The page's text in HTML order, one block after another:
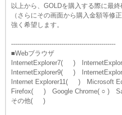
以上から、GOLDを購入する際に最
（さらにその画面から購入金額等修
強く希望します。
----------------------------------------------------
■Webブラウザ
InternetExplorer7( )
InternetExplorer9( )
Internet Explorer11( ) Microsoft
Firefox( ) Google Chrome( ○ )
その他( )